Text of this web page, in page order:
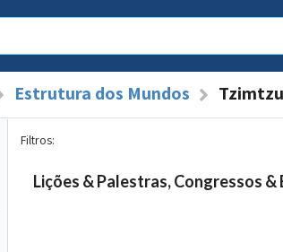
Estrutura dos Mundos
Filtros:
Lições & Palestras, Congressos